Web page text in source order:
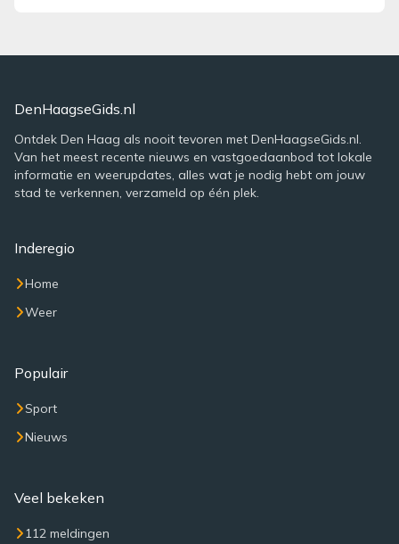
DenHaagseGids.nl
Ontdek Den Haag als nooit tevoren met DenHaagseGids.nl.
Van het meest recente nieuws en vastgoedaanbod tot lokale
informatie en weerupdates, alles wat je nodig hebt om jouw
stad te verkennen, verzameld op één plek.
Inderegio
Home
Weer
Populair
Sport
Nieuws
Veel bekeken
112 meldingen